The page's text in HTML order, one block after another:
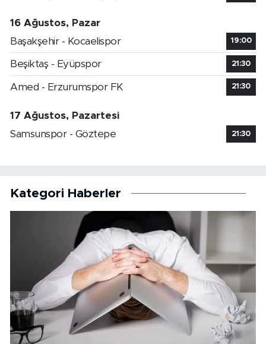
16 Ağustos, Pazar
Başakşehir - Kocaelispor
19:00
Beşiktaş - Eyüpspor 21:30
Amed - Erzurumspor FK 21:30
17 Ağustos, Pazartesi
Samsunspor - Göztepe
21:30
Kategori Haberler